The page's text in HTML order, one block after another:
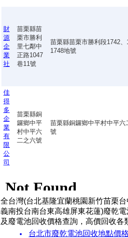
財
源
企
業
社
苗栗縣苗
栗市勝利
里七鄰中
正路1047
巷11號
苗栗縣苗栗市勝利段1742、
1748地號
佳
得
多
企
業
有
限
公
司
苗栗縣銅
鑼鄉中平
村中平六
二之六號
苗栗縣銅鑼鄉中平村中平六
號
全台灣(台北基隆宜蘭桃園新竹苗栗
義南投台南台東高雄屏東花蓮)廢乾
及廢電池回收價格查詢，高價回收各
台北市廢乾電池回收地點價